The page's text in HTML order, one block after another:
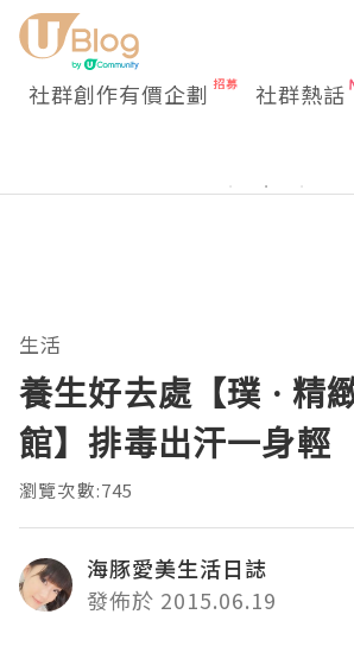
社群創作有價企劃 社群熱話
生活
養生好去處【璞 · 精
館】排毒出汗一身輕
瀏覽次數:745
海豚愛美生活日誌
發佈於 2015.06.19